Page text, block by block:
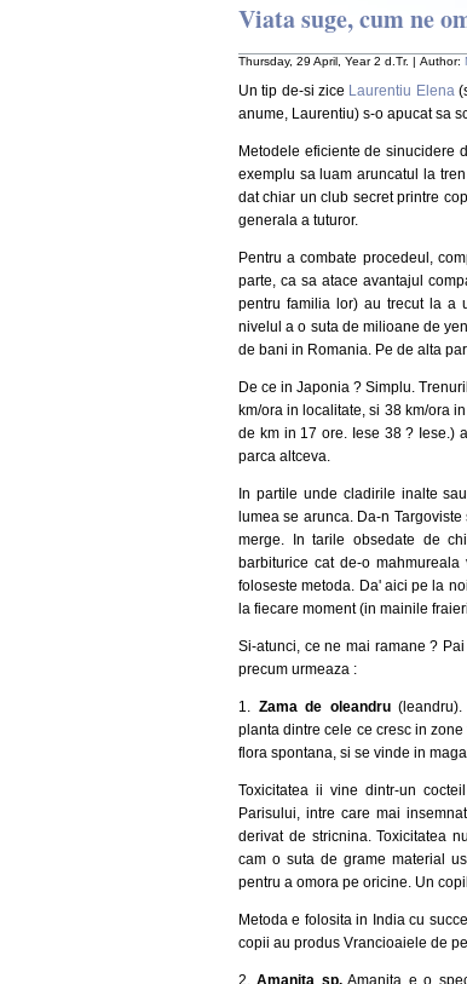
Viata suge, cum ne
Thursday, 29 April, Year 2 d.Tr. | Author:
Un tip de-si zice Laurentiu Elena
anume, Laurentiu) s-o apucat sa
Metodele eficiente de sinucidere
exemplu sa luam aruncatul la
dat chiar un club secret printre
generala a tuturor.
Pentru a combate procedeul,
parte, ca sa atace avantajul
pentru familia lor) au trecut la a
nivelul a o suta de milioane de
de bani in Romania. Pe de alta
De ce in Japonia ? Simplu.
km/ora in localitate, si 38 km/ora
de km in 17 ore. Iese 38 ? Iese.)
parca altceva.
In partile unde cladirile inalte
lumea se arunca. Da-n
merge. In tarile obsedate de
barbiturice cat de-o
foloseste metoda. Da' aici pe la
la fiecare moment (in mainile
Si-atunci, ce ne mai ramane ?
precum urmeaza :
1. Zama de oleandru(leandru).
planta dintre cele ce cresc in
flora spontana, si se vinde in
Toxicitatea ii vine dintr-un
Parisului, intre care mai
derivat de stricnina. Toxicitatea
cam o suta de grame material
pentru a omora pe oricine. Un
Metoda e folosita in India cu
copii au produs Vrancioaiele de
2.Amanita sp.Amanita e o